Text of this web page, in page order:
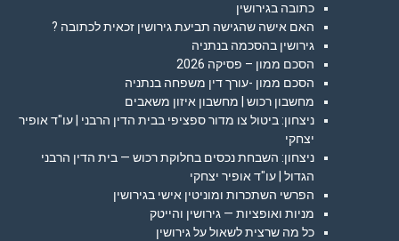
כתובה בגירושין
האם אישה שהגישה תביעת גירושין זכאית לכתובה ?
גירושין בהסכמה בנתניה
הסכם ממון – פסיקה 2026
הסכם ממון -עורך דין משפחה בנתניה
מחשבון רכוש | מחשבון איזון משאבים
ניצחון: ביטול צו מדור ספציפי בבית הדין הרבני | עו"ד אופיר
יצחקי
ניצחון: השבחת נכסים בחלוקת רכוש — בית הדין הרבני
הגדול | עו"ד אופיר יצחקי
הפרשי השתכרות ומוניטין אישי בגירושין
מניות ואופציות — גירושין והייטק
כל מה שרצית לשאול על גירושין